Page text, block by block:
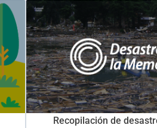
Recopilación de